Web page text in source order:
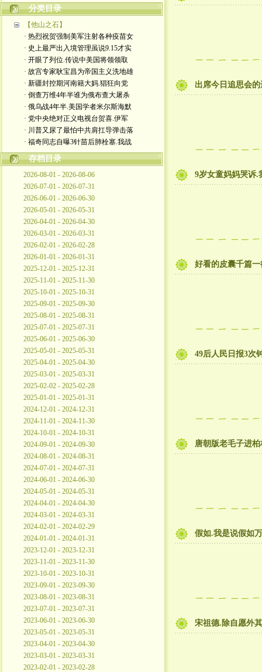
分类目录
【他山之石】
· 热烈祝贺强制美军注射各种疫苗女
· 史上最严出入境管理虽说9.15才实
· 开眼了列位.传说中美国将领领取
· 故宫专家耿宝昌为帝国主义洗地雄
· 新疆封控期河南籍大妈.猖狂向党
· 倒查万维4年半谁为俄布查大屠杀
· 俄乌战4年半.美国学者米尔斯海默
· 党中央绝对正义电视台贺喜.伊军
· 川普又尿了最怕中共肩扛导弹击落
· 福奇同志自曝3针苗后肺栓塞.我战
存档目录
2026-08-01 - 2026-08-06
2026-07-01 - 2026-07-31
2026-06-01 - 2026-06-30
2026-05-01 - 2026-05-31
2026-04-01 - 2026-04-30
2026-03-01 - 2026-03-31
2026-02-01 - 2026-02-28
2026-01-01 - 2026-01-31
2025-12-01 - 2025-12-31
2025-11-01 - 2025-11-30
2025-10-01 - 2025-10-31
2025-09-01 - 2025-09-30
2025-08-01 - 2025-08-31
2025-07-01 - 2025-07-31
2025-06-01 - 2025-06-30
2025-05-01 - 2025-05-31
2025-04-01 - 2025-04-30
2025-03-01 - 2025-03-31
2025-02-02 - 2025-02-28
2025-01-01 - 2025-01-31
2024-12-01 - 2024-12-31
2024-11-01 - 2024-11-30
2024-10-01 - 2024-10-31
2024-09-01 - 2024-09-30
2024-08-01 - 2024-08-31
2024-07-01 - 2024-07-31
2024-06-01 - 2024-06-30
2024-05-01 - 2024-05-31
2024-04-01 - 2024-04-30
2024-03-01 - 2024-03-31
2024-02-01 - 2024-02-29
2024-01-01 - 2024-01-31
2023-12-01 - 2023-12-31
2023-11-01 - 2023-11-30
2023-10-01 - 2023-10-31
2023-09-01 - 2023-09-30
2023-08-01 - 2023-08-31
2023-07-01 - 2023-07-31
2023-06-01 - 2023-06-30
2023-05-01 - 2023-05-31
2023-04-01 - 2023-04-30
2023-03-01 - 2023-03-31
2023-02-01 - 2023-02-28
出席今日追思会
9岁女童妈妈哭诉.
好看的皮囊千篇
49后人民日报3次
唐朝版老毛子进
假如.我是说假如
宋祖德.除自愿外